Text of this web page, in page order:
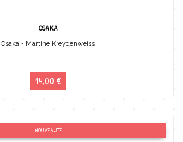
OSAKA
Osaka - Martine Kreydenweiss
14,00 €
NOUVEAUTÉ